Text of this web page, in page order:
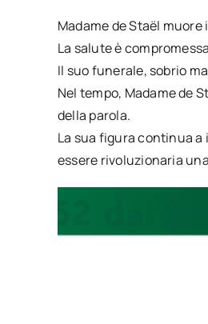
Madame de Staël muore
La salute è
Il suo funerale, sobrio
Nel tempo, Madame de
della parola.
La sua figura continua
essere rivoluzionaria